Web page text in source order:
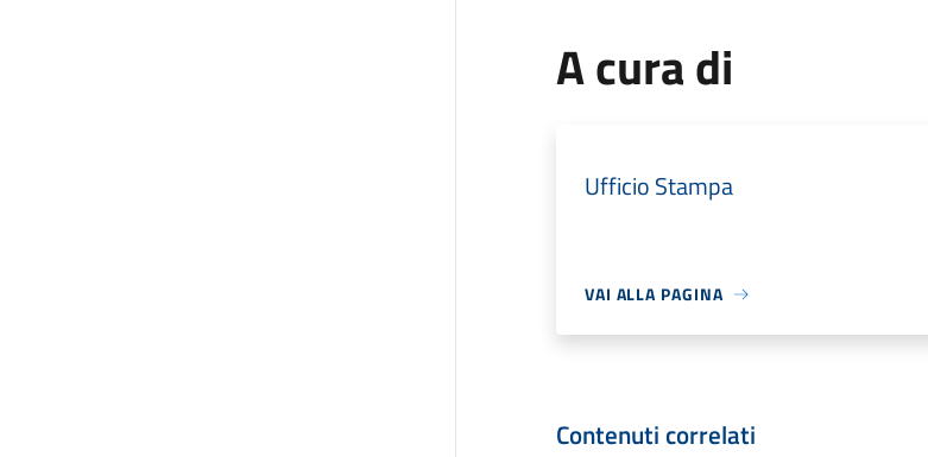
A cura di
Ufficio Stampa
VAI ALLA PAGINA
Contenuti correlati